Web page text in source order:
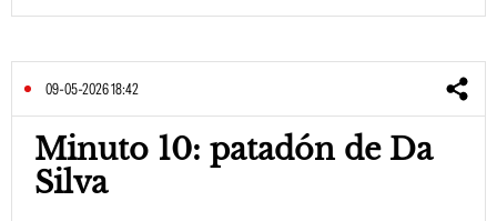
09-05-2026 18:42
Minuto 10: patadón de Da
Silva